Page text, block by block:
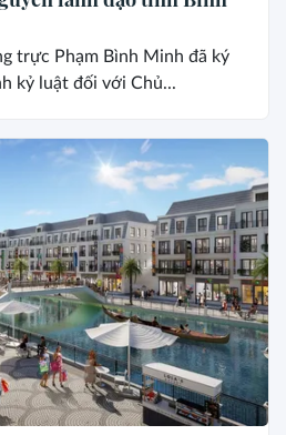
trực Phạm Bình Minh đã ký
kỷ luật đối với Chủ...